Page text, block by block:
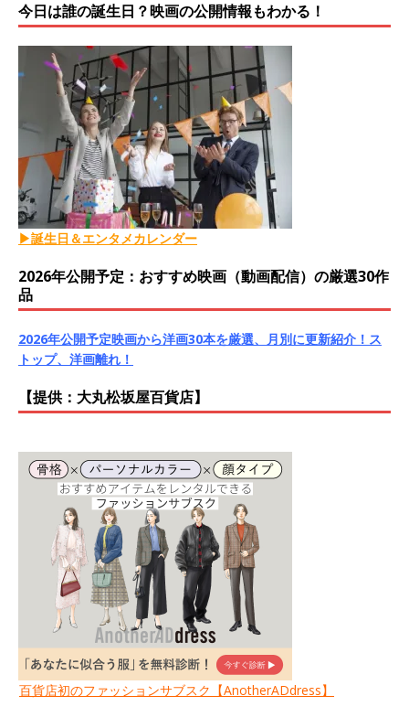
今日は誰の誕生日？映画の公開情報もわかる！
▶誕生日＆エンタメカレンダー
2026年公開予定：おすすめ映画（動画配信）の厳選30作
品
2026年公開予定映画から洋画30本を厳選、月別に更新紹介！ス
トップ、洋画離れ！
【提供：大丸松坂屋百貨店】
百貨店初のファッションサブスク【AnotherADdress】